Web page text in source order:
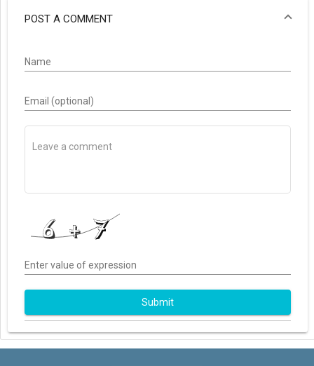
POST A COMMENT
Name
Email (optional)
Enter value of expression
Submit